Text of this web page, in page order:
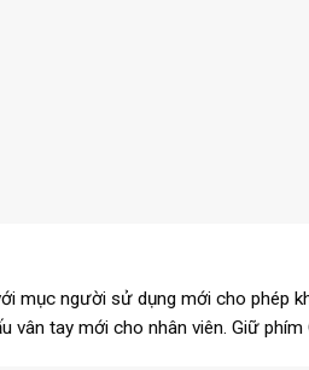
mục người sử dụng mới cho phép
vân tay mới cho nhân viên. Giữ